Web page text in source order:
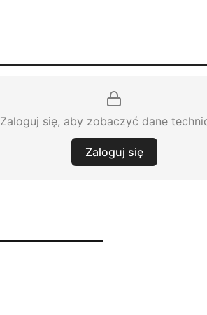
Zaloguj się, aby zobaczyć dane
Zaloguj się